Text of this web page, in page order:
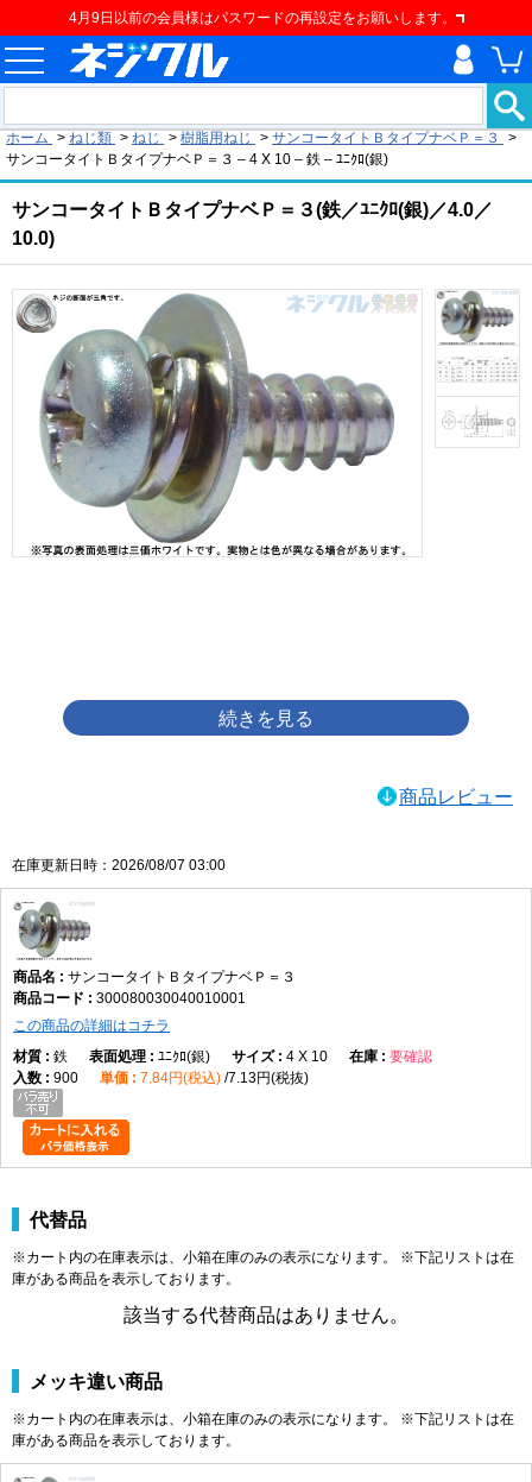
4月9日以前の会員様はパスワードの再設定をお願いします。
ホーム > ねじ類 > ねじ > 樹脂用ねじ > サンコータイトＢタイプナベＰ＝３
>
サンコータイトＢタイプナベＰ＝３ – 4 X 10 – 鉄 – ﾕﾆｸﾛ(銀)
サンコータイトＢタイプナベＰ＝３(鉄／ﾕﾆｸﾛ(銀)／4.0／
10.0)
商品レビュー
在庫更新日時：2026/08/07 03:00
サンコータイトＢタイプナベＰ＝３
300080030040010001
この商品の詳細はコチラ
鉄
ﾕﾆｸﾛ(銀) 4 X 10
要確認
900
7.84円(税込) 7.13円(税抜)
代替品
※カート内の在庫表示は、小箱在庫のみの表示になります。 ※下記リストは在
庫がある商品を表示しております。
該当する代替商品はありません。
メッキ違い商品
※カート内の在庫表示は、小箱在庫のみの表示になります。 ※下記リストは在
庫がある商品を表示しております。